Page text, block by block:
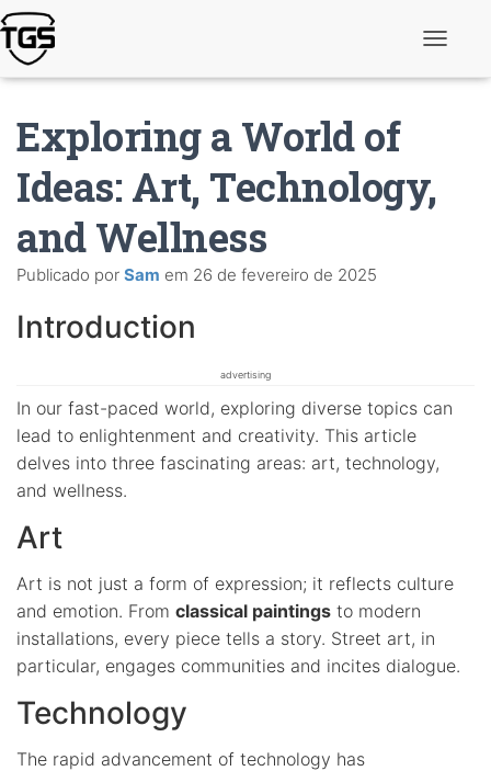
n
Exploring a World of
Ideas: Art, Technology,
and Wellness
Publicado por Sam em 26 de fevereiro de 2025
Introduction
advertising
In our fast-paced world, exploring diverse topics can
lead to enlightenment and creativity. This article
delves into three fascinating areas: art, technology,
and wellness.
Art
Art is not just a form of expression; it reflects culture
and emotion. From classical paintings to modern
installations, every piece tells a story. Street art, in
particular, engages communities and incites dialogue.
Technology
The rapid advancement of technology has